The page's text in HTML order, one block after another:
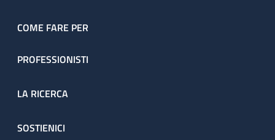
COME FARE PER
PROFESSIONISTI
LA RICERCA
SOSTIENICI